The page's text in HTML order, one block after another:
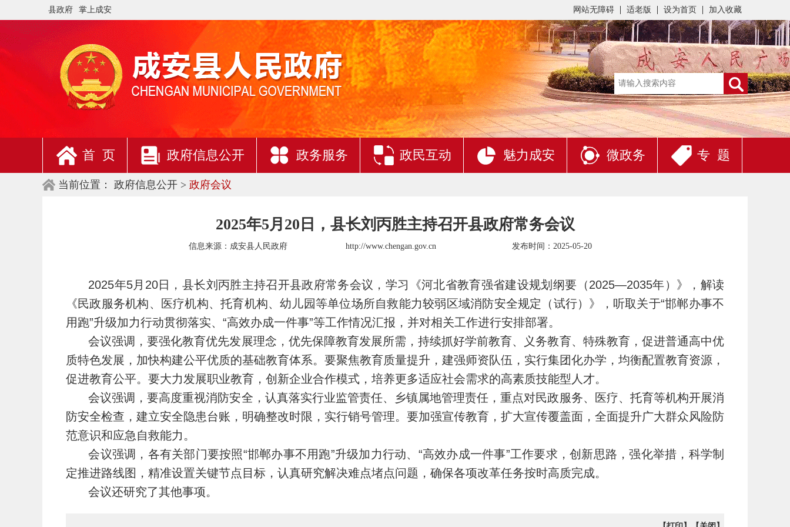
县政府 掌上成安 加入收藏
设为首页
适老版
网站无障碍
首 页 政府信息公开 政务服务 政民互动 魅力成安 微政务 专 题
当前位置： 政府信息公开 > 政府会议
2025年5月20日，县长刘丙胜主持召开县政府常务会议
信息来源： 成安县人民政府 http://www.chengan.gov.cn 发布时间：2025-05-20
2025年5月20日，县长刘丙胜主持召开县政府常务会议，学习《河北省教育强省建设规划纲要（2025—2035年）》，解读
《民政服务机构、医疗机构、托育机构、幼儿园等单位场所自救能力较弱区域消防安全规定（试行）》，听取关于“邯郸办事不
用跑”升级加力行动贯彻落实、“高效办成一件事”等工作情况汇报，并对相关工作进行安排部署。
会议强调，要强化教育优先发展理念，优先保障教育发展所需，持续抓好学前教育、义务教育、特殊教育，促进普通高中优
质特色发展，加快构建公平优质的基础教育体系。要聚焦教育质量提升，建强师资队伍，实行集团化办学，均衡配置教育资源，
促进教育公平。要大力发展职业教育，创新企业合作模式，培养更多适应社会需求的高素质技能型人才。
会议强调，要高度重视消防安全，认真落实行业监管责任、乡镇属地管理责任，重点对民政服务、医疗、托育等机构开展消
防安全检查，建立安全隐患台账，明确整改时限，实行销号管理。要加强宣传教育，扩大宣传覆盖面，全面提升广大群众风险防
范意识和应急自救能力。
会议强调，各有关部门要按照“邯郸办事不用跑”升级加力行动、“高效办成一件事”工作要求，创新思路，强化举措，科学制
定推进路线图，精准设置关键节点目标，认真研究解决难点堵点问题，确保各项改革任务按时高质完成。
会议还研究了其他事项。